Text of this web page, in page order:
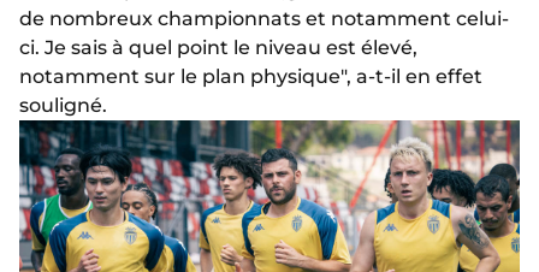
de nombreux championnats et notamment celui-
ci. Je sais à quel point le niveau est élevé,
notamment sur le plan physique", a-t-il en effet
souligné.